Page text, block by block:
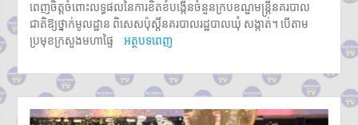
ពេញចិត្តចំពោះលទ្ធផលនៃការខិតខំបង្កើនចំនួនក្របខណ្ឌមន្រ្តីនគរបាល
ជាតិឱ្យថ្នាក់មូលដ្ឋាន ពិសេសប៉ុស្តិ៍នគរបាលរដ្ឋបាលឃុំ សង្កាត់។ បើតាម
ប្រមុខក្រសួងមហាផ្ទៃ
អត្ថបទពេញ